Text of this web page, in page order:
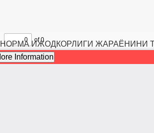
Maqola tafsilotlariga qaytish
НОРМА ИЖОДКОРЛИГИ ЖАРАЁНИНИ